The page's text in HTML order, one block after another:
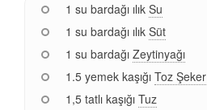
1 su bardağı ılık Su
1 su bardağı ılık Süt
1 su bardağı Zeytinyağı
1.5 yemek kaşığı Toz Şeker
1,5 tatlı kaşığı Tuz